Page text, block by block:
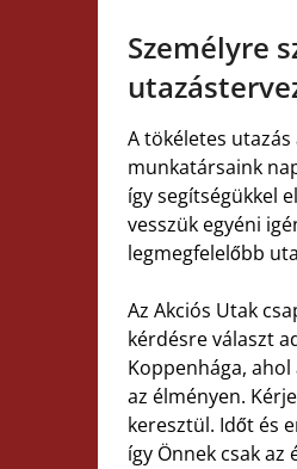
Személyre
A tökéletes
munkatársaink
így segítségükkel
vesszük egyéni
legmegfelelőbb
Az Akciós Utak
kérdésre választ
Koppenhága,
az élményen.
keresztül. Időt és
így Önnek csak